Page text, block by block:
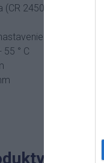
2450)
° C